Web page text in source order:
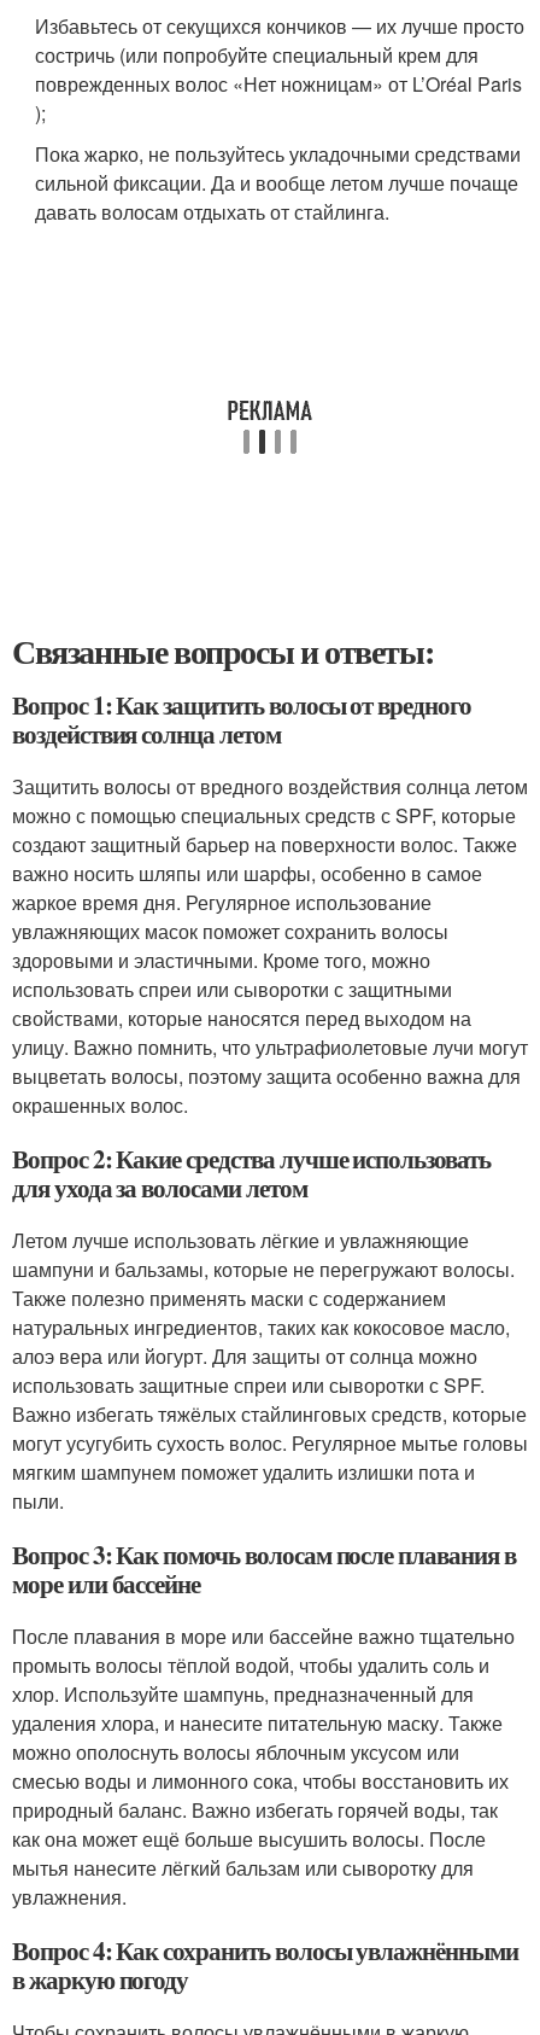
Избавьтесь от секущихся кончиков — их лучше просто
состричь (или попробуйте специальный крем для
поврежденных волос «Нет ножницам» от L’Oréal Paris
);
Пока жарко, не пользуйтесь укладочными средствами
сильной фиксации. Да и вообще летом лучше почаще
давать волосам отдыхать от стайлинга.
Связанные вопросы и ответы:
Вопрос 1: Как защитить волосы от вредного
воздействия солнца летом
Защитить волосы от вредного воздействия солнца летом
можно с помощью специальных средств с SPF, которые
создают защитный барьер на поверхности волос. Также
важно носить шляпы или шарфы, особенно в самое
жаркое время дня. Регулярное использование
увлажняющих масок поможет сохранить волосы
здоровыми и эластичными. Кроме того, можно
использовать спреи или сыворотки с защитными
свойствами, которые наносятся перед выходом на
улицу. Важно помнить, что ультрафиолетовые лучи могут
выцветать волосы, поэтому защита особенно важна для
окрашенных волос.
Вопрос 2: Какие средства лучше использовать
для ухода за волосами летом
Летом лучше использовать лёгкие и увлажняющие
шампуни и бальзамы, которые не перегружают волосы.
Также полезно применять маски с содержанием
натуральных ингредиентов, таких как кокосовое масло,
алоэ вера или йогурт. Для защиты от солнца можно
использовать защитные спреи или сыворотки с SPF.
Важно избегать тяжёлых стайлинговых средств, которые
могут усугубить сухость волос. Регулярное мытье головы
мягким шампунем поможет удалить излишки пота и
пыли.
Вопрос 3: Как помочь волосам после плавания в
море или бассейне
После плавания в море или бассейне важно тщательно
промыть волосы тёплой водой, чтобы удалить соль и
хлор. Используйте шампунь, предназначенный для
удаления хлора, и нанесите питательную маску. Также
можно ополоснуть волосы яблочным уксусом или
смесью воды и лимонного сока, чтобы восстановить их
природный баланс. Важно избегать горячей воды, так
как она может ещё больше высушить волосы. После
мытья нанесите лёгкий бальзам или сыворотку для
увлажнения.
Вопрос 4: Как сохранить волосы увлажнёнными
в жаркую погоду